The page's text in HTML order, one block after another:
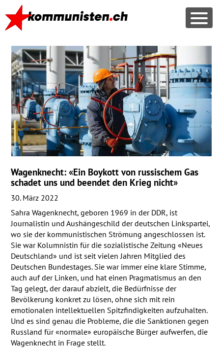
Wagenknecht: «Ein Boykott von russischem Gas
schadet uns und beendet den Krieg nicht»
30. März 2022
Sahra Wagenknecht, geboren 1969 in der DDR, ist
Journalistin und Aushängeschild der deutschen Linkspartei,
wo sie der kommunistischen Strömung angeschlossen ist.
Sie war Kolumnistin für die sozialistische Zeitung «Neues
Deutschland» und ist seit vielen Jahren Mitglied des
Deutschen Bundestages. Sie war immer eine klare Stimme,
auch auf der Linken, und hat einen Pragmatismus an den
Tag gelegt, der darauf abzielt, die Bedürfnisse der
Bevölkerung konkret zu lösen, ohne sich mit rein
emotionalen intellektuellen Spitzfindigkeiten aufzuhalten.
Und es sind genau die Probleme, die die Sanktionen gegen
Russland für «normale» europäische Bürger aufwerfen, die
Wagenknecht in Frage stellt.